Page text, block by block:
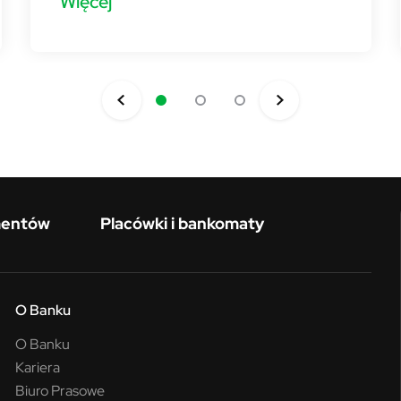
Placówki i bankomaty
O Banku
O Banku
Kariera
Biuro Prasowe